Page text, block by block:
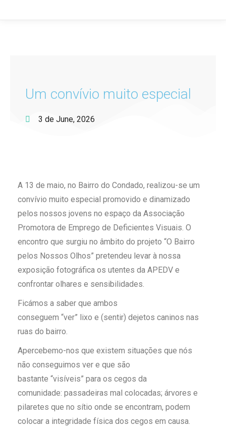
Um convívio muito especial
3 de June, 2026
A 13 de maio, no Bairro do Condado, realizou-se um
convívio muito especial promovido e dinamizado
pelos nossos jovens no espaço da Associação
Promotora de Emprego de Deficientes Visuais. O
encontro que surgiu no âmbito do projeto “O Bairro
pelos Nossos Olhos” pretendeu levar à nossa
exposição fotográfica os utentes da APEDV e
confrontar olhares e sensibilidades.
Ficámos a saber que ambos
conseguem “ver” lixo e (sentir) dejetos caninos nas
ruas do bairro.
Apercebemo-nos que existem situações que nós
não conseguimos ver e que são
bastante “visíveis” para os cegos da
comunidade: passadeiras mal colocadas; árvores e
pilaretes que no sítio onde se encontram, podem
colocar a integridade física dos cegos em causa.